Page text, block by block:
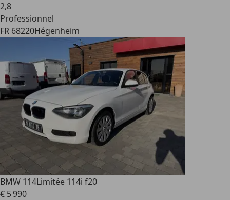
2,8
Professionnel
FR 68220Hégenheim
BMW 114Limitée 114i f20
€ 5 990